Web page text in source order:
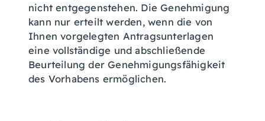
nicht entgegenstehen. Die Genehmigung
kann nur erteilt werden, wenn die von
Ihnen vorgelegten Antragsunterlagen
eine vollständige und abschließende
Beurteilung der Genehmigungsfähigkeit
des Vorhabens ermöglichen.